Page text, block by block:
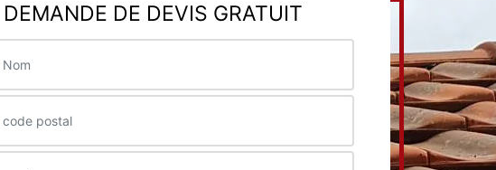
DEMANDE DE DEVIS GRATUIT